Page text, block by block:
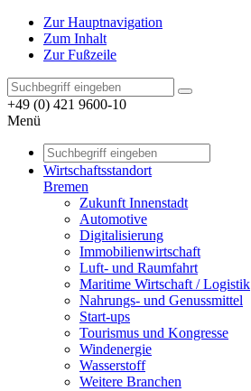
Zur Hauptnavigation
Zum Inhalt
Zur Fußzeile
+49 (0) 421 9600-10
Menü
Wirtschaftsstandort
Bremen
Zukunft Innenstadt
Automotive
Digitalisierung
Immobilienwirtschaft
Luft- und Raumfahrt
Maritime Wirtschaft / Logistik
Nahrungs- und Genussmittel
Start-ups
Tourismus und Kongresse
Windenergie
Wasserstoff
Weitere Branchen